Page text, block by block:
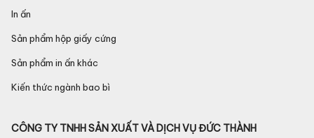
In ấn
Sản phẩm hộp giấy cứng
Sản phẩm in ấn khác
Kiến thức ngành bao bì
CÔNG TY TNHH SẢN XUẤT VÀ DỊCH VỤ ĐỨC THÀNH